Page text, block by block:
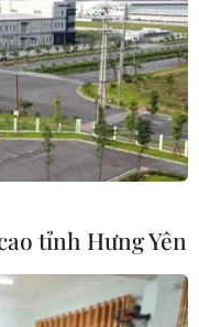
phủ
tỉnh Hưng Yên